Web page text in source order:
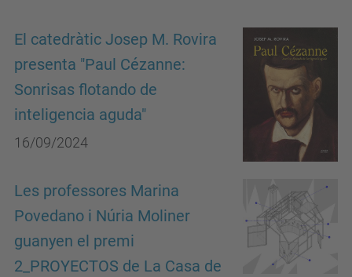
El catedràtic Josep M. Rovira
presenta "Paul Cézanne:
Sonrisas flotando de
inteligencia aguda"
16/09/2024
Les professores Marina
Povedano i Núria Moliner
guanyen el premi
2_PROYECTOS de La Casa de